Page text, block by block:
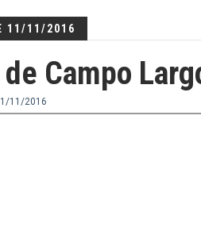
11/11/2016
Campo
11/2016